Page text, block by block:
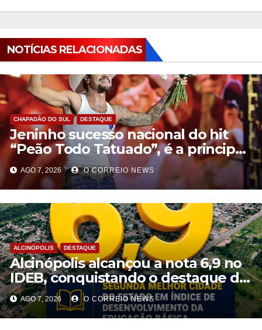
NOTÍCIAS RELACIONADAS
CHAPADÃO DO SUL DESTAQUE
Jeninho sucesso nacional do hit
“Peão Todo Tatuado”, é a principal
atração desta sexta-feira (7) da
Semana Nordestina de Chapadão
do Sul
AGO 7, 2026 O CORREIO NEWS
ALCINÓPOLIS DESTAQUE
Alcinópolis alcançou a nota 6,9 no
IDEB, conquistando o destaque de
segunda melhor cidade do Estado
AGO 7, 2026 O CORREIO NEWS